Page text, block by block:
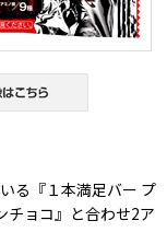
る『１本満足バー プ
チョコ』と合わせ2ア